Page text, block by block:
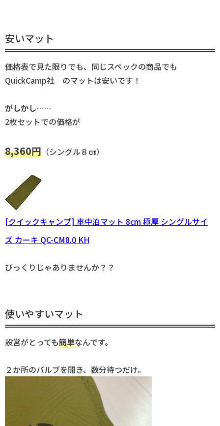
安いマット
価格表で見た限りでも、同じスペックの商品でも
QuickCamp社 のマットは安いです！
がしかし……
2枚セットでの価格が
8,360円 （シングル８㎝）
[クイックキャンプ] 車中泊マット 8cm 極厚 シングルサイ
ズ カーキ QC-CM8.0 KH
びっくりじゃありませんか？？
使いやすいマット
設営がとっても簡単なんです。
２か所のバルブを開き、数分待つだけ。